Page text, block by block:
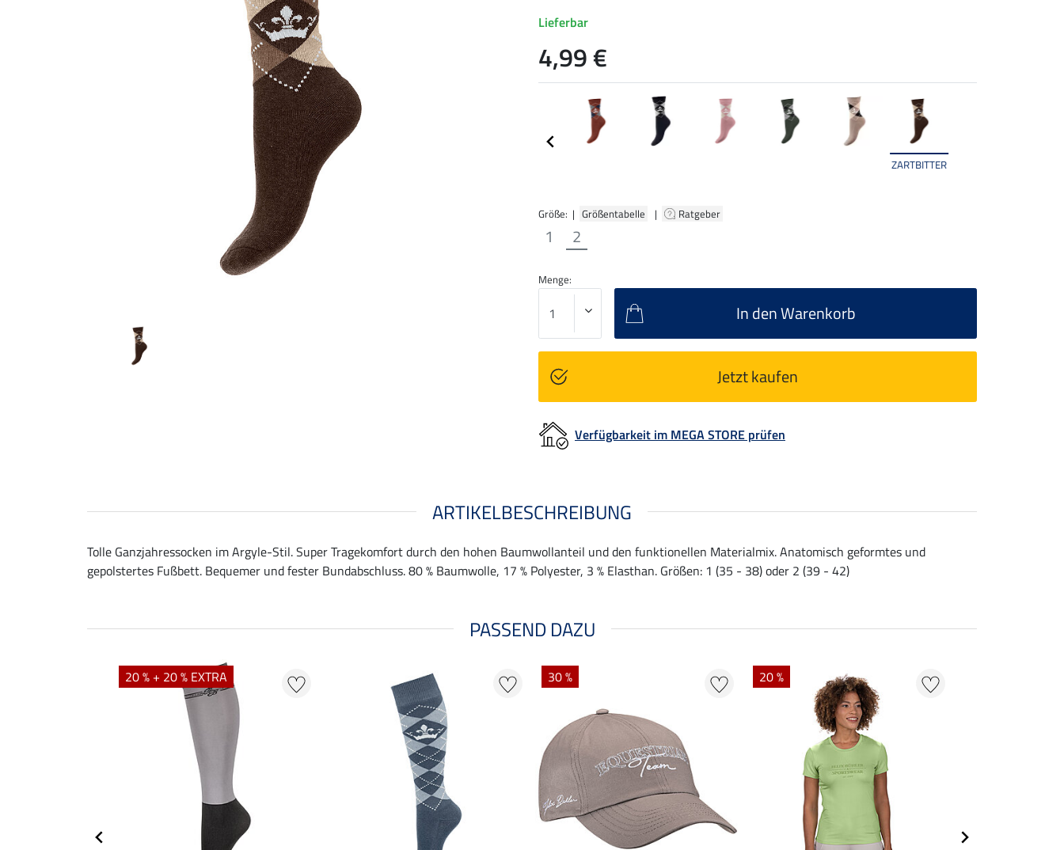
ZARTBITTER
Größe: | Größentabelle | Ratgeber
1 2
Lieferbar
4,99 €
Menge:
In den Warenkorb
Jetzt kaufen
Verfügbarkeit im MEGA STORE prüfen
ARTIKELBESCHREIBUNG
Tolle Ganzjahressocken im Argyle-Stil. Super Tragekomfort durch den hohen Baumwollanteil und den funktionellen Materialmix. Anatomisch geformtes und
gepolstertes Fußbett. Bequemer und fester Bundabschluss. 80 % Baumwolle, 17 % Polyester, 3 % Elasthan. Größen: 1 (35 - 38) oder 2 (39 - 42)
PASSEND DAZU
20 % + 20 % EXTRA 30 % 20 %